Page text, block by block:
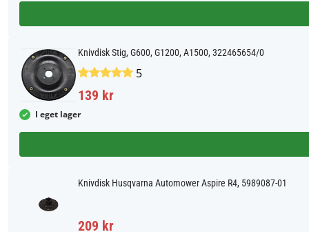
Knivdisk Stig, G600, G1200, A1500, 322465654/0
5
139 kr
I eget lager
Knivdisk Husqvarna Automower Aspire R4, 5989087-01
209 kr